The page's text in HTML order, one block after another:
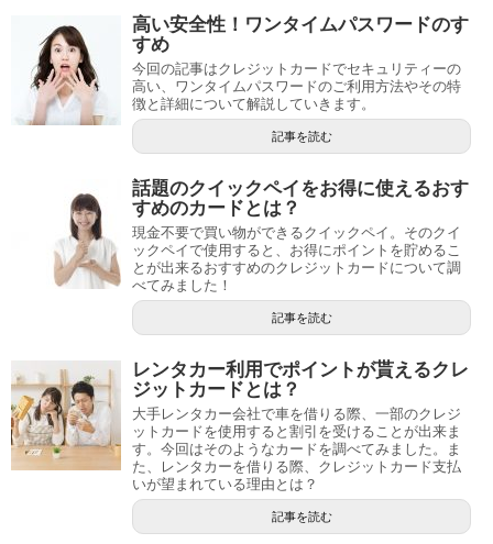
高い安全性！ワンタイムパスワードのす
すめ
今回の記事はクレジットカードでセキュリティーの
高い、ワンタイムパスワードのご利用方法やその特
徴と詳細について解説していきます。
記事を読む
話題のクイックペイをお得に使えるおす
すめのカードとは？
現金不要で買い物ができるクイックペイ。そのクイ
ックペイで使用すると、お得にポイントを貯めるこ
とが出来るおすすめのクレジットカードについて調
べてみました！
記事を読む
レンタカー利用でポイントが貰えるクレ
ジットカードとは？
大手レンタカー会社で車を借りる際、一部のクレジ
ットカードを使用すると割引を受けることが出来ま
す。今回はそのようなカードを調べてみました。ま
た、レンタカーを借りる際、クレジットカード支払
いが望まれている理由とは？
記事を読む